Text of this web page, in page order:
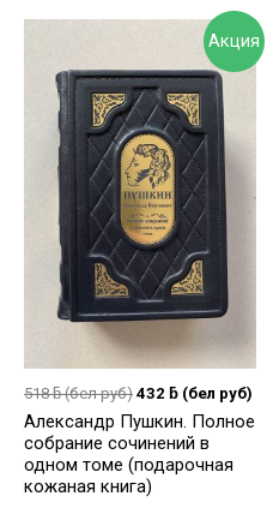
Акция
518ƃ(бел руб) 432 ƃ (бел руб)
Александр Пушкин. Полное
собрание сочинений в
одном томе (подарочная
кожаная книга)